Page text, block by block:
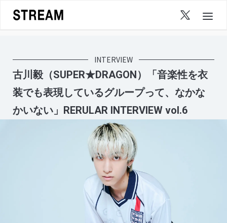
content
INTERVIEW
古川毅（SUPER★DRAGON）「音楽性を衣
装でも表現しているグループって、なかな
かいない」RERULAR INTERVIEW vol.6